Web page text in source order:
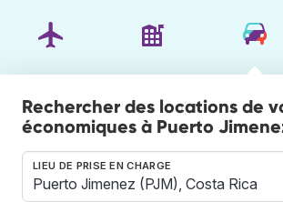
Rechercher des locations de
économiques à Puerto
LIEU DE PRISE EN CHARGE